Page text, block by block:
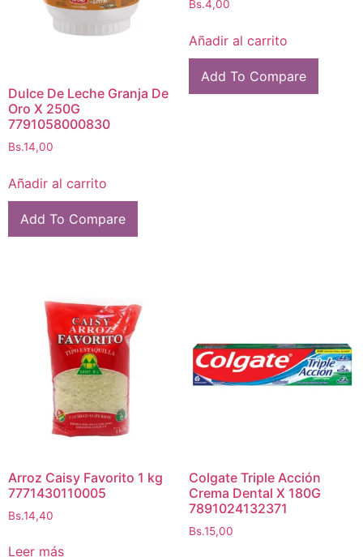
Dulce De Leche Granja De
Oro X 250G
7791058000830
Bs.14,00
Añadir al carrito
Add To Compare
Bs.4,00
Añadir al carrito
Add To Compare
Arroz Caisy Favorito 1 kg
7771430110005
Bs.14,40
Leer más
Colgate Triple Acción
Crema Dental X 180G
7891024132371
Bs.15,00